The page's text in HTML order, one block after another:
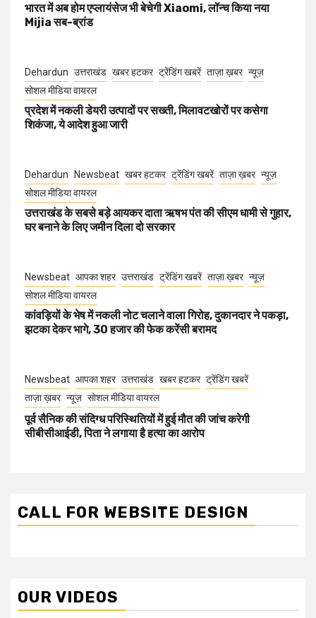
भारत में अब होम एप्लायंसेज भी बेचेगी Xiaomi, लॉन्च किया नया
Mijia सब-ब्रांड
Dehardun उत्तराखंड खबर हटकर ट्रेंडिंग खबरें ताज़ा ख़बर न्यूज़
सोशल मीडिया वायरल
प्रदेश में नकली डेयरी उत्पादों पर सख्ती, मिलावटखोरों पर कसेगा
शिकंजा, ये आदेश हुआ जारी
Dehardun Newsbeat खबर हटकर ट्रेंडिंग खबरें ताज़ा ख़बर न्यूज़
सोशल मीडिया वायरल
उत्तराखंड के सबसे बड़े आयकर दाता ऋषभ पंत की सीएम धामी से गुहार,
घर बनाने के लिए जमीन दिला दो सरकार
Newsbeat आपका शहर उत्तराखंड ट्रेंडिंग खबरें ताज़ा ख़बर न्यूज़
सोशल मीडिया वायरल
कांवड़ियों के भेष में नकली नोट चलाने वाला गिरोह, दुकानदार ने पकड़ा,
झटका देकर भागे, 30 हजार की फेक करेंसी बरामद
Newsbeat आपका शहर उत्तराखंड खबर हटकर ट्रेंडिंग खबरें
ताज़ा ख़बर न्यूज़ सोशल मीडिया वायरल
पूर्व सैनिक की संदिग्ध परिस्थितियों में हुई मौत की जांच करेगी
सीबीसीआईडी, पिता ने लगाया है हत्या का आरोप
CALL FOR WEBSITE DESIGN
OUR VIDEOS